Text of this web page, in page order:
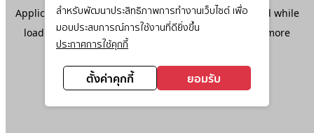
สำหรับพัฒนาประสิทธิภาพการทำงานเว็บไซต์ เพื่อ
มอบประสบการณ์การใช้งานที่ดียิ่งขึ้น
ประกาศการใช้คุกกี้
ตั้งค่าคุกกี้ ยอมรับ
Application error: aclient-side exception has occurred while
loadingwww.ktc.co.th(see the browser console
for more
information).